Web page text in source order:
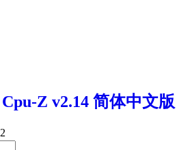
Z v2.14 简体中文版